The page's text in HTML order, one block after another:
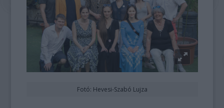
Fotó: Hevesi-Szabó Lujza